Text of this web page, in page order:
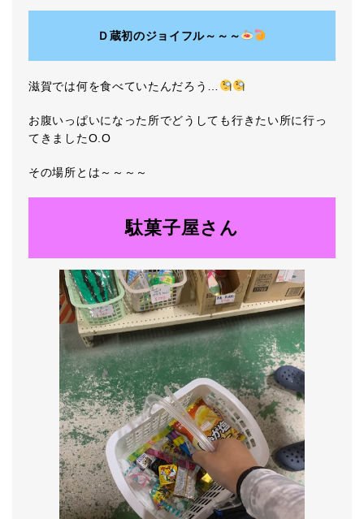
Ｄ蔵初のジョイフル～～～
滋賀では何を食べていたんだろう…
お腹いっぱいになった所でどうしても行きたい所に行っ
てきましたO.O
その場所とは～～～～
駄菓子屋さん